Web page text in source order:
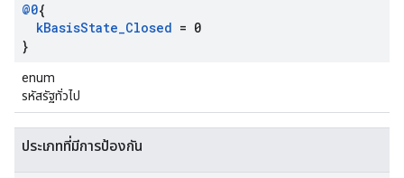
@0{
kBasisState_Closed = 0
}
enum
รหัสรัฐทั่วไป
ประเภทที่มีการป้องกัน